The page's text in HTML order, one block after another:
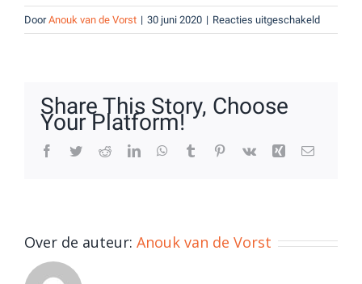
DoorAnouk van de Vorst | 30 juni 2020 | Reacties uitgeschakeldvoor
Share This Story, Choose
Your Platform!
Facebook
TwitterRedditLinkedInWhatsApp
Tumblr Pinterest
Vk Xing E-
Over de auteur: Anouk van de Vorst